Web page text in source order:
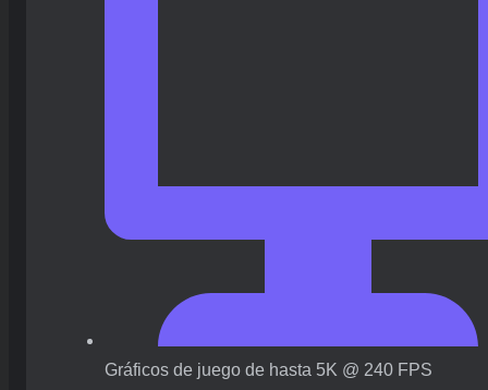
Gráficos de juego de hasta 5K @ 240 FPS